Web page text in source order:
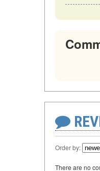
Order by:
There are no